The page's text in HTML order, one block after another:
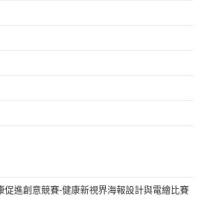
促進創意競賽-健康新視界海報設計與電繪比賽